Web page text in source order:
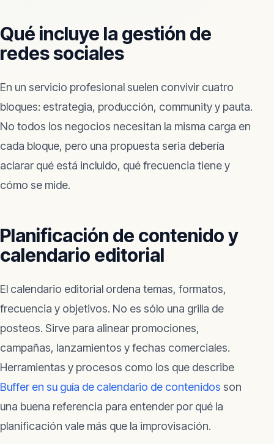
Qué incluye la gestión de
redes sociales
En un servicio profesional suelen convivir cuatro
bloques: estrategia, producción, community y pauta.
No todos los negocios necesitan la misma carga en
cada bloque, pero una propuesta seria debería
aclarar qué está incluido, qué frecuencia tiene y
cómo se mide.
Planificación de contenido y
calendario editorial
El calendario editorial ordena temas, formatos,
frecuencia y objetivos. No es sólo una grilla de
posteos. Sirve para alinear promociones,
campañas, lanzamientos y fechas comerciales.
Herramientas y procesos como los que describe
Buffer en su guía de calendario de contenidos son
una buena referencia para entender por qué la
planificación vale más que la improvisación.